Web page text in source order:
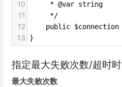
10
     * @var string
11
     */
12
public $connection
13 }
指定最大失败次数/超时
最大失败次数